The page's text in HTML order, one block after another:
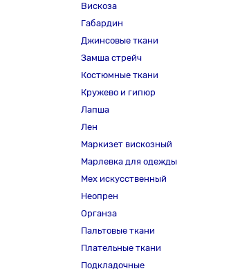
Вискоза
Габардин
Джинсовые ткани
Замша стрейч
Костюмные ткани
Кружево и гипюр
Лапша
Лен
Маркизет вискозный
Марлевка для одежды
Мех искусственный
Неопрен
Органза
Пальтовые ткани
Плательные ткани
Подкладочные